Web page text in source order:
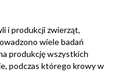
i produkcji zwierząt,
wiele badań
produkcję wszystkich
podczas którego krowy w